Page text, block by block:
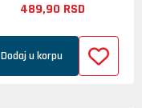
489,90 RSD
Dodaj u korpu